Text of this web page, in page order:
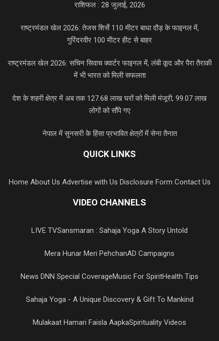
राशिफल : 28 जुलाई, 2026
राष्ट्रमंडल खेल 2026: तेजस शिर्से 110 मीटर बाधा दौड़ के फाइनल में,
गुरिंदरवीर 100 मीटर हीट से बाहर
राष्ट्रमंडल खेल 2026: सचिन सिवाच क्वार्टर फाइनल में, लंबी कूद और पैरा तैराकी
में भी भारत को मिली सफलता
देश के शहरी क्षेत्र में अब तक 127.68 लाख घरों को मिली मंजूरी, 99.07 लाख
लोगों को सौंपे गए
नेपाल में सुनसरी के हिंसा प्रभावित क्षेत्रों में सेना तैनात
QUICK LINKS
Home About Us Advertise with Us Disclosure Form Contact Us
VIDEO CHANNELS
LIVE TVSansmaran : Sahaja Yoga A Story Untold
Mera Hunar Meri PehchanAD Campaigns
News DNN Special CoverageMusic For SpiritHealth Tips
Sahaja Yoga - A Unique Discovery & Gift To Mankind
Mulakaat Hamari Faisla AapkaSpirituality Videos